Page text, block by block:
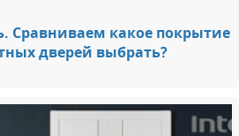
Сравниваем какое покрытие
дверей выбрать?